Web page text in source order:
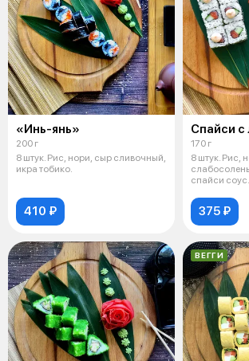
«Инь-янь»
200 г
8 штук. Рис, нори, сыр сливочный,
икра тобико.
410 ₽
Спайси с
170 г
8 штук. Рис,
спайси соус.
375 ₽
ВЕГГИ